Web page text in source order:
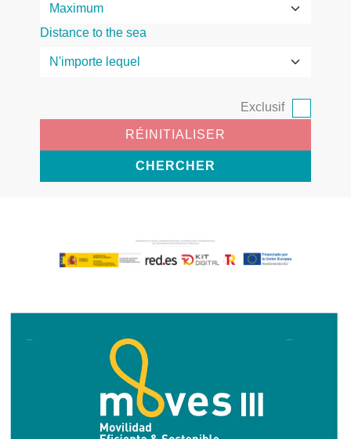
Distance to the sea
Exclusif
RÉINITIALISER
CHERCHER